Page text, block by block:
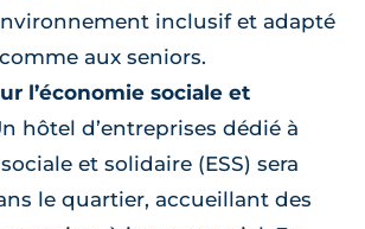
inclusif et adapté
aux seniors.
l’économie sociale et
hôtel d’entreprises dédié à
et solidaire (ESS) sera
le quartier, accueillant des